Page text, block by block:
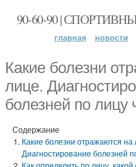
90-60-90 |
главная новости
Какие болезни
лице.
болезней по лицу
Содержание
Какие болезни отражаются на
Диагностирование болезней